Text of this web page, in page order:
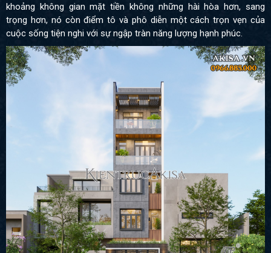
khoảng không gian mặt tiền không những hài hòa hơn, sang
trọng hơn, nó còn điểm tô và phô diễn một cách trọn vẹn của
cuộc sống tiện nghi với sự ngập tràn năng lượng hạnh phúc.